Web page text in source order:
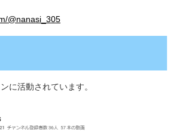
@nanasi_305
に活動されています。